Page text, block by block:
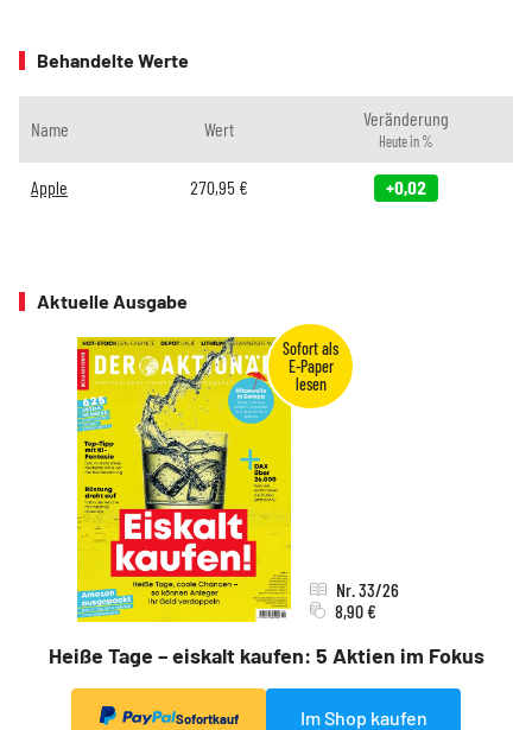
Behandelte Werte
Name Wert Veränderung
Heute in %
Apple 270,95 € +0,02
Aktuelle Ausgabe
Heiße Tage – eiskalt kaufen: 5 Aktien im Fokus
Nr. 33/26
8,90 €
Sofortkauf Im Shop kaufen